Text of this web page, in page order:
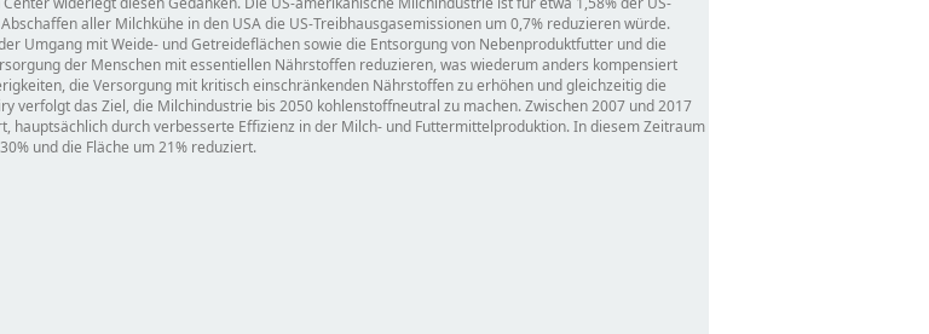
aller Milchkühe in den USA die US-Treibhausgasemissionen um 0,7% reduzieren würde.
Umgang mit Weide- und Getreideflächen sowie die Entsorgung von Nebenproduktfutter und die
der Menschen mit essentiellen Nährstoffen reduzieren, was wiederum anders kompensiert
die Versorgung mit kritisch einschränkenden Nährstoffen zu erhöhen und gleichzeitig die
verfolgt das Ziel, die Milchindustrie bis 2050 kohlenstoffneutral zu machen. Zwischen 2007 und 2017
hauptsächlich durch verbesserte Effizienz in der Milch- und Futtermittelproduktion. In diesem Zeitraum
und die Fläche um 21% reduziert.